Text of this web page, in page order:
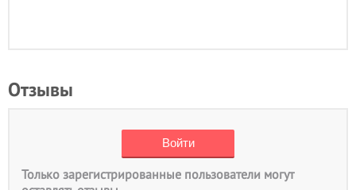
Отзывы
Только зарегистрированные пользователи могут